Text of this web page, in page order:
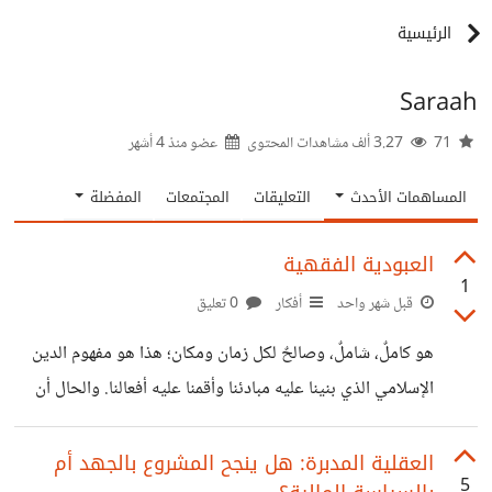
الرئيسية
Saraah
عضو منذ4 أشهر
المساهمات الأحدث التعليقات المجتمعات المفضلة
1
العبودية الفقهية
قبل شهر واحد أفكار
هو كاملٌ، شاملٌ، وصالحٌ لكل زمان ومكان؛ هذا هو مفهوم الدين
الإسلامي الذي بنينا عليه مبادئنا وأقمنا عليه أفعالنا. والحال أن
بعض الناس لا تفرّق بين 'الدين' و'التدين' في هذا الزمان، حيث
اختلطت الأدوار وكثرت الأفكار. فعلماء الفقه كانوا يدرسون
العقلية المدبرة: هل ينجح المشروع بالجهد أم